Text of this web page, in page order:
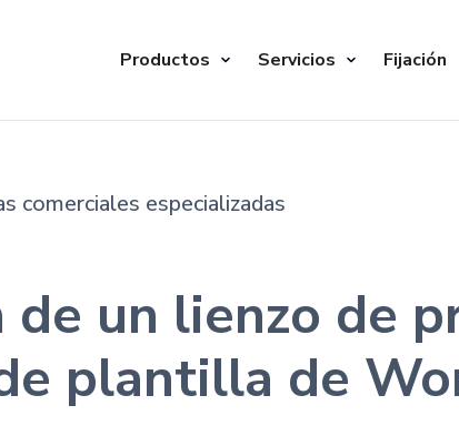
Productos Servicios Fijación
comerciales especializadas
de un lienzo de
plantilla de